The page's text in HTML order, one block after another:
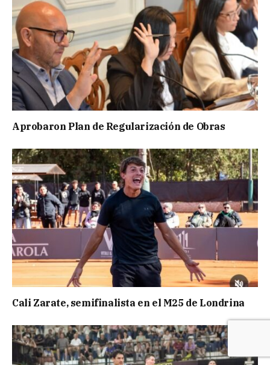
Aprobaron Plan de Regularización de Obras
Cali Zarate, semifinalista en el M25 de Londrina